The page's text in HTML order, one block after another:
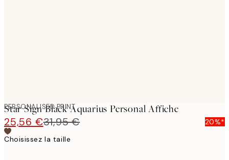
PERSONALISED PRINT
Star Sign Black Aquarius Personal Affiche
25,56 €31,95 €
20%*
Choisissez la taille